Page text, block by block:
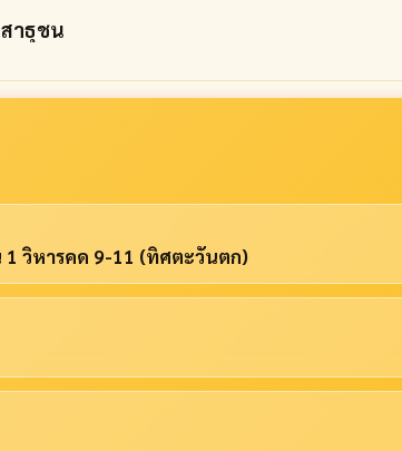
าธุชน
วิหารคด 9-11 (ทิศตะวันตก)